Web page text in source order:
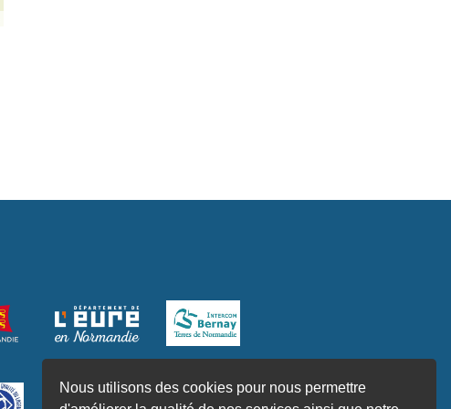
Nous utilisons des cookies pour nous permettre